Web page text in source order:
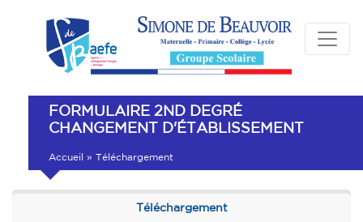
FORMULAIRE 2ND DEGRÉ
CHANGEMENT D'ÉTABLISSEMENT
Accueil » Téléchargement
Téléchargement